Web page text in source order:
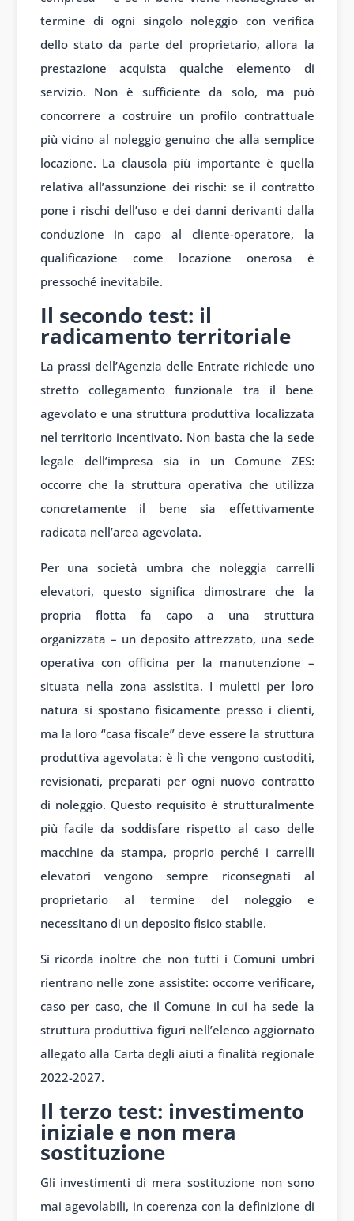
termine di ogni singolo noleggio con verifica
dello stato da parte del proprietario, allora la
prestazione acquista qualche elemento di
servizio. Non è sufficiente da solo, ma può
concorrere a costruire un profilo contrattuale
più vicino al noleggio genuino che alla semplice
locazione. La clausola più importante è quella
relativa all’assunzione dei rischi: se il contratto
pone i rischi dell’uso e dei danni derivanti dalla
conduzione in capo al cliente-operatore, la
qualificazione come locazione onerosa è
pressoché inevitabile.
Il secondo test: il
radicamento territoriale
La prassi dell’Agenzia delle Entrate richiede uno
stretto collegamento funzionale tra il bene
agevolato e una struttura produttiva localizzata
nel territorio incentivato. Non basta che la sede
legale dell’impresa sia in un Comune ZES:
occorre che la struttura operativa che utilizza
concretamente il bene sia effettivamente
radicata nell’area agevolata.
Per una società umbra che noleggia carrelli
elevatori, questo significa dimostrare che la
propria flotta fa capo a una struttura
organizzata – un deposito attrezzato, una sede
operativa con officina per la manutenzione –
situata nella zona assistita. I muletti per loro
natura si spostano fisicamente presso i clienti,
ma la loro “casa fiscale” deve essere la struttura
produttiva agevolata: è lì che vengono custoditi,
revisionati, preparati per ogni nuovo contratto
di noleggio. Questo requisito è strutturalmente
più facile da soddisfare rispetto al caso delle
macchine da stampa, proprio perché i carrelli
elevatori vengono sempre riconsegnati al
proprietario al termine del noleggio e
necessitano di un deposito fisico stabile.
Si ricorda inoltre che non tutti i Comuni umbri
rientrano nelle zone assistite: occorre verificare,
caso per caso, che il Comune in cui ha sede la
struttura produttiva figuri nell’elenco aggiornato
allegato alla Carta degli aiuti a finalità regionale
2022-2027.
Il terzo test: investimento
iniziale e non mera
sostituzione
Gli investimenti di mera sostituzione non sono
mai agevolabili, in coerenza con la definizione di